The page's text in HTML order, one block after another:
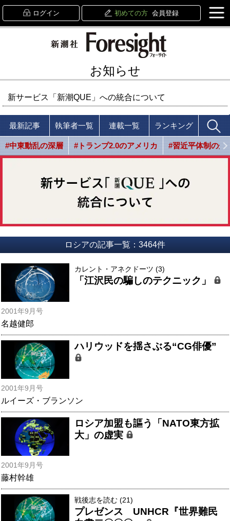
ログイン 初めての方 会員登録
お知らせ
新サービス「新潮QUE」への統合について
最新記事 執筆者一覧 連載一覧 ランキング
#中東動乱の深層 #トランプ2.0のアメリカ #習近平体制の光
ロシアの記事一覧：3464件
カレント・アネクドーツ (3)
「江沢民の騙しのテクニック」
2001年9月号
名越健郎
ハリウッドを揺さぶる“CG俳優”
2001年9月号
ルイーズ・ブランソン
ロシア加盟も謳う「NATO東方拡
大」の虚実
2001年9月号
藤村幹雄
戦後志を読む (21)
プレゼンス UNHCR『世界難民